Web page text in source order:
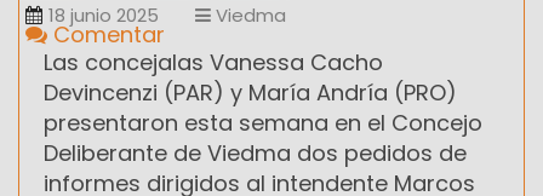
18 junio 2025 Viedma
Comentar
Las concejalas Vanessa Cacho
Devincenzi (PAR) y María Andría (PRO)
presentaron esta semana en el Concejo
Deliberante de Viedma dos pedidos de
informes dirigidos al intendente Marcos